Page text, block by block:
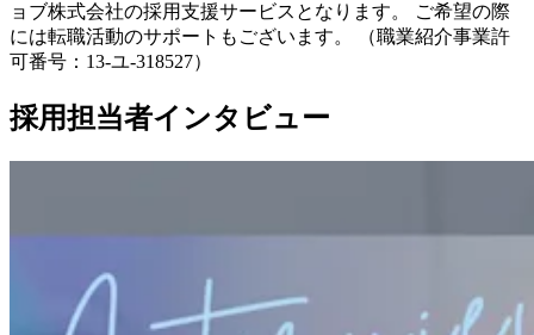
ョブ株式会社の採用支援サービスとなります。 ご希望の際
には転職活動のサポートもございます。 （職業紹介事業許
可番号：13-ユ-318527）
採用担当者インタビュー